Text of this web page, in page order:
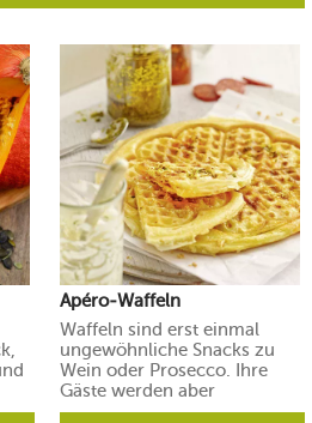
Apéro-Waffeln
Waffeln sind erst einmal
ungewöhnliche Snacks zu
Wein oder Prosecco. Ihre
Gäste werden aber
begeistert sein.